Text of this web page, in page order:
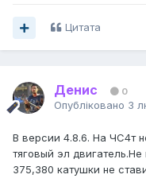
Цитата
Денис 0
Опубліковано 3
В версии 4.8.6. На ЧС4т
тяговый эл
375,380 катушки не